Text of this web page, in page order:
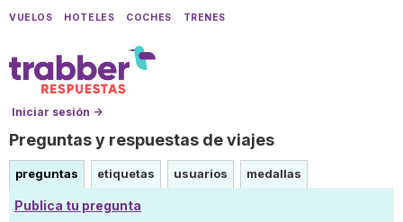
VUELOS HOTELES COCHES TRENES
Iniciar sesión →
Preguntas y respuestas de viajes
preguntas etiquetas usuarios medallas
Publica tu pregunta